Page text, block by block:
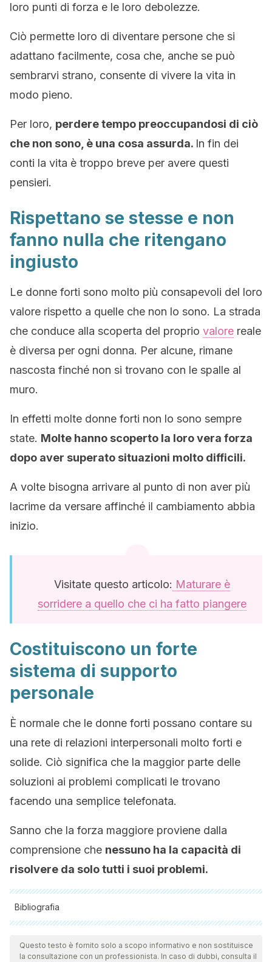
loro punti di forza e le loro debolezze.
Ciò permette loro di diventare persone che si
adattano facilmente, cosa che, anche se può
sembrarvi strano, consente di vivere la vita in
modo pieno.
Per loro, perdere tempo preoccupandosi di ciò
che non sono, è una cosa assurda. In fin dei
conti la vita è troppo breve per avere questi
pensieri.
Rispettano se stesse e non
fanno nulla che ritengano
ingiusto
Le donne forti sono molto più consapevoli del loro
valore rispetto a quelle che non lo sono. La strada
che conduce alla scoperta del proprio valore reale
è diversa per ogni donna. Per alcune, rimane
nascosta finché non si trovano con le spalle al
muro.
In effetti molte donne forti non lo sono sempre
state. Molte hanno scoperto la loro vera forza
dopo aver superato situazioni molto difficili.
A volte bisogna arrivare al punto di non aver più
lacrime da versare affinché il cambiamento abbia
inizio.
Visitate questo articolo: Maturare è
sorridere a quello che ci ha fatto piangere
Costituiscono un forte
sistema di supporto
personale
È normale che le donne forti possano contare su
una rete di relazioni interpersonali molto forti e
solide. Ciò significa che la maggior parte delle
soluzioni ai problemi complicati le trovano
facendo una semplice telefonata.
Sanno che la forza maggiore proviene dalla
comprensione che nessuno ha la capacità di
risolvere da solo tutti i suoi problemi.
Bibliografia
Tutte le fonti citate sono state esaminate a fondo dal nostro
team per garantirne la qualità, l'affidabilità, l'attualità e la
validità. La bibliografia di questo articolo è stata considerata
Questo testo è fornito solo a scopo informativo e non sostituisce
la consultazione con un professionista. In caso di dubbi, consulta il